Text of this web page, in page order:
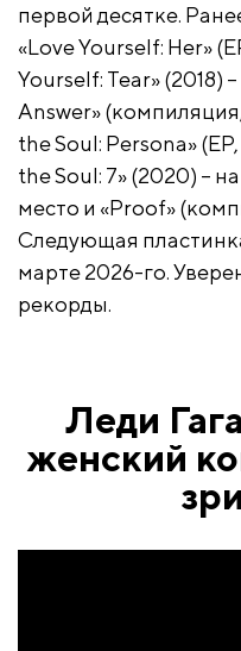
первой десятке.
«Love Yourself: Her»
Yourself: Tear» (2018)
Answer»
the Soul: Persona»
the Soul: 7» (2020) –
место и «Proof»
Следующая
марте 2026-го.
рекорды.
Леди
женский